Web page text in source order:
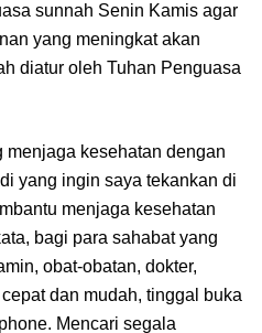
sunnah Senin Kamis agar
yang meningkat akan
diatur oleh Tuhan Penguasa
menjaga kesehatan dengan
yang ingin saya tekankan di
menjaga kesehatan
bagi para sahabat yang
obat-obatan, dokter,
dan mudah, tinggal buka
Mencari segala